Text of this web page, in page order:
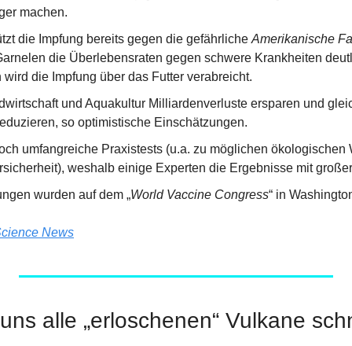
machen.
die Impfung bereits gegen die gefährliche Amerikanische
die Überlebensraten gegen schwere Krankheiten
wird die Impfung über das Futter verabreicht.
und Aquakultur Milliardenverluste ersparen und
so optimistische Einschätzungen.
umfangreiche Praxistests (u.a. zu möglichen ökologischen
weshalb einige Experten die Ergebnisse mit
wurden auf dem „World Vaccine Congress“ in
News
alle „erloschenen“ Vulkane